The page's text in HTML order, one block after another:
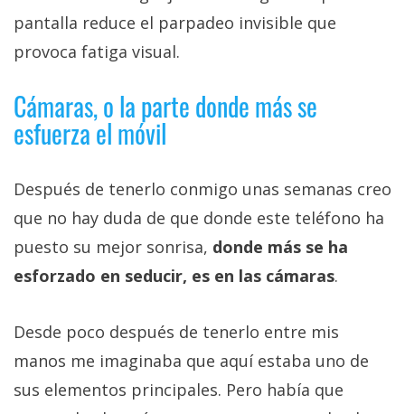
pantalla reduce el parpadeo invisible que
provoca fatiga visual.
Cámaras, o la parte donde más se
esfuerza el móvil
Después de tenerlo conmigo unas semanas creo
que no hay duda de que donde este teléfono ha
puesto su mejor sonrisa, donde más se ha
esforzado en seducir, es en las cámaras.
Desde poco después de tenerlo entre mis
manos me imaginaba que aquí estaba uno de
sus elementos principales. Pero había que